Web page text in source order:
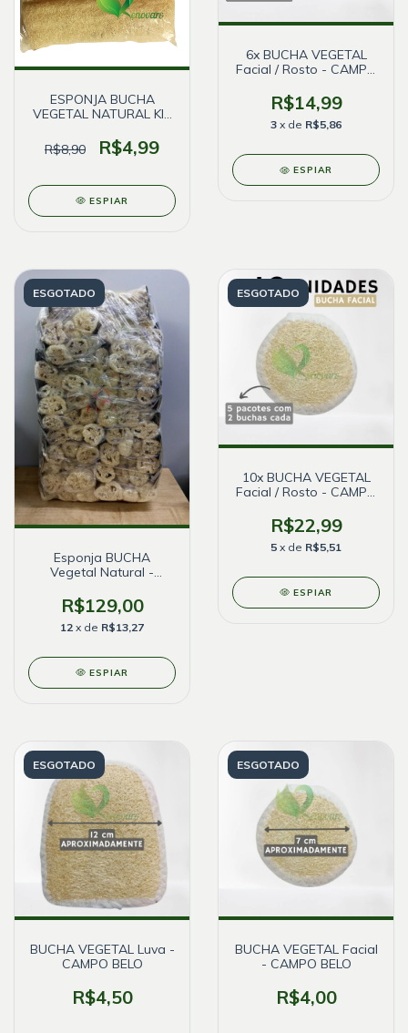
ESPONJA BUCHA
VEGETAL NATURAL KIT
R$8,90
R$4,99
ESPIAR
6x BUCHA VEGETAL
Facial / Rosto - CAMPO
R$14,99
3 x de R$5,86
ESPIAR
ESGOTADO
Esponja BUCHA
Vegetal Natural -
R$129,00
12 x de R$13,27
ESPIAR
ESGOTADO
10x BUCHA VEGETAL
Facial / Rosto - CAMPO
R$22,99
5 x de R$5,51
ESPIAR
ESGOTADO
BUCHA VEGETAL Luva -
CAMPO BELO
R$4,50
ESGOTADO
BUCHA VEGETAL Facial
- CAMPO BELO
R$4,00